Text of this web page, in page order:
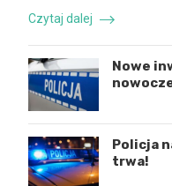
Czytaj dalej
Nowe
Policja
trwa!